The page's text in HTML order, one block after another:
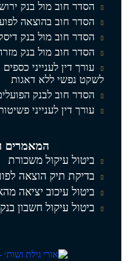
הסדר חוב מול בנק
הסדר חוב בהוצאה
הסדר חוב מול בנק
הסדר חוב מול בנק
עורך דין לענייני
לשקט נפשי ללא דאגות
הסדר חוב לבנק
עורך דין לענייני
המאמרים
ביטול עיקול משכורת
בדיקת תיק הוצאה
ביטול עיכוב יציאה מהארץ
ביטול עיקול חשבון בנק